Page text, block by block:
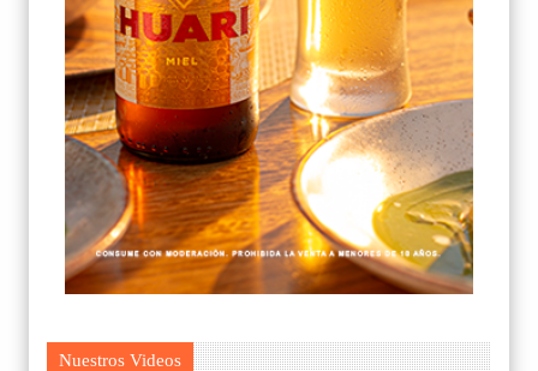
Nuestros Videos